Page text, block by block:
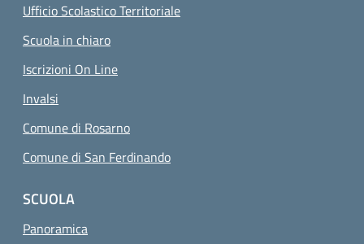
Ufficio Scolastico Territoriale
Scuola in chiaro
Iscrizioni On Line
Invalsi
Comune di Rosarno
Comune di San Ferdinando
SCUOLA
Panoramica